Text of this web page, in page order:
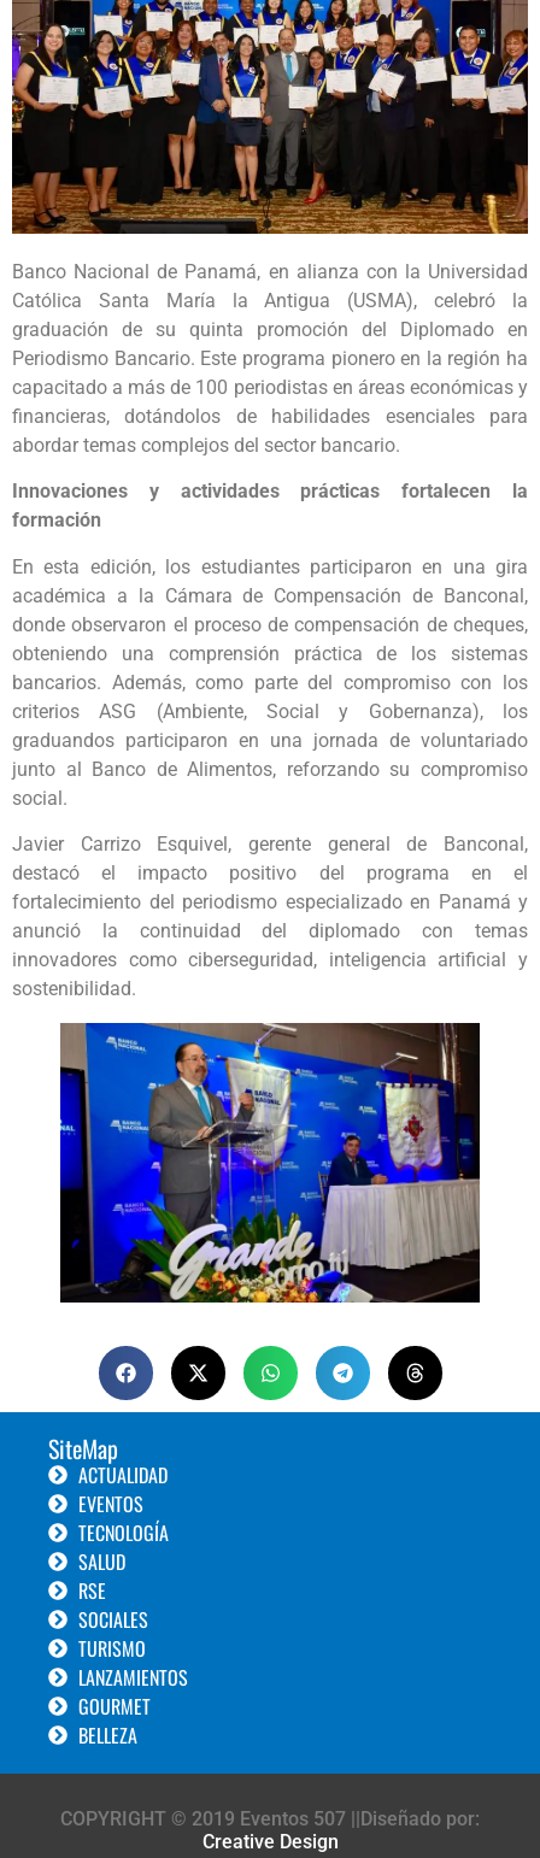
Banco Nacional de Panamá, en alianza con la Universidad
Católica Santa María la Antigua (USMA), celebró la
graduación de su quinta promoción del Diplomado en
Periodismo Bancario. Este programa pionero en la región ha
capacitado a más de 100 periodistas en áreas económicas y
financieras, dotándolos de habilidades esenciales para
abordar temas complejos del sector bancario.
Innovaciones y actividades prácticas fortalecen la
formación
En esta edición, los estudiantes participaron en una gira
académica a la Cámara de Compensación de Banconal,
donde observaron el proceso de compensación de cheques,
obteniendo una comprensión práctica de los sistemas
bancarios. Además, como parte del compromiso con los
criterios ASG (Ambiente, Social y Gobernanza), los
graduandos participaron en una jornada de voluntariado
junto al Banco de Alimentos, reforzando su compromiso
social.
Javier Carrizo Esquivel, gerente general de Banconal,
destacó el impacto positivo del programa en el
fortalecimiento del periodismo especializado en Panamá y
anunció la continuidad del diplomado con temas
innovadores como ciberseguridad, inteligencia artificial y
sostenibilidad.
SiteMap
ACTUALIDAD
EVENTOS
TECNOLOGÍA
SALUD
RSE
SOCIALES
TURISMO
LANZAMIENTOS
GOURMET
BELLEZA
COPYRIGHT © 2019 Eventos 507 ||Diseñado por:
Creative Design